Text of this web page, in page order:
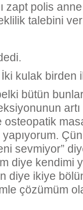
zapt polis
talebini
kulak birden
bütün
sevmiyor”
diye kendimi
diye ikiye
çözümüm